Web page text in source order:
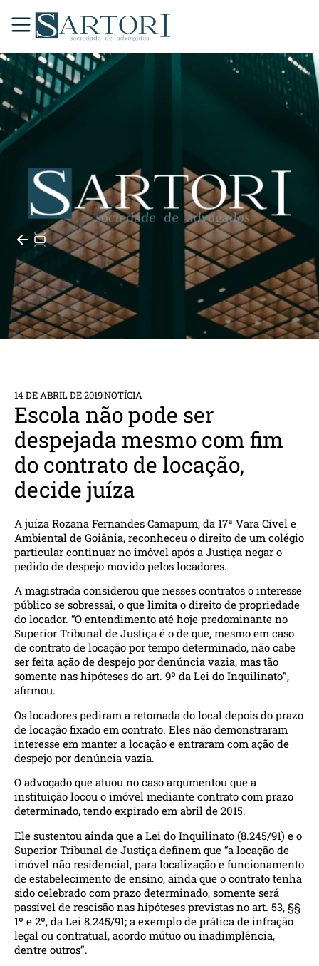
14 DE ABRIL DE 2019NOTÍCIA
Escola não pode ser
despejada mesmo com fim
do contrato de locação,
decide juíza
A juíza Rozana Fernandes Camapum, da 17ª Vara Cível e
Ambiental de Goiânia, reconheceu o direito de um colégio
particular continuar no imóvel após a Justiça negar o
pedido de despejo movido pelos locadores.
A magistrada considerou que nesses contratos o interesse
público se sobressai, o que limita o direito de propriedade
do locador. “O entendimento até hoje predominante no
Superior Tribunal de Justiça é o de que, mesmo em caso
de contrato de locação por tempo determinado, não cabe
ser feita ação de despejo por denúncia vazia, mas tão
somente nas hipóteses do art. 9º da Lei do Inquilinato”,
afirmou.
Os locadores pediram a retomada do local depois do prazo
de locação fixado em contrato. Eles não demonstraram
interesse em manter a locação e entraram com ação de
despejo por denúncia vazia.
O advogado que atuou no caso argumentou que a
instituição locou o imóvel mediante contrato com prazo
determinado, tendo expirado em abril de 2015.
Ele sustentou ainda que a Lei do Inquilinato (8.245/91) e o
Superior Tribunal de Justiça definem que “a locação de
imóvel não residencial, para localização e funcionamento
de estabelecimento de ensino, ainda que o contrato tenha
sido celebrado com prazo determinado, somente será
passível de rescisão nas hipóteses previstas no art. 53, §§
1º e 2º, da Lei 8.245/91; a exemplo de prática de infração
legal ou contratual, acordo mútuo ou inadimplência,
dentre outros”.